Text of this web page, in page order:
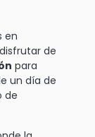
en
de
para
un día de
de